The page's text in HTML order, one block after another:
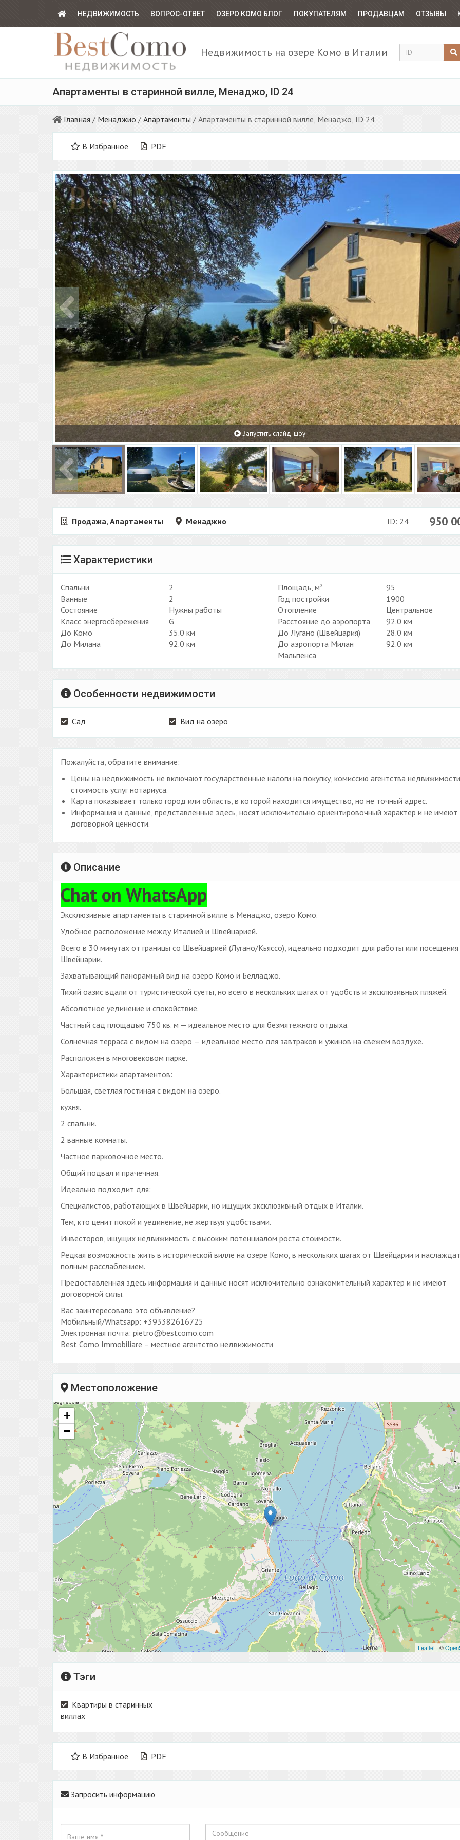
НЕДВИЖИМОСТЬ ВОПРОС-ОТВЕТ ОЗЕРО КОМО БЛОГ ПОКУПАТЕЛЯМ ПРОДАВЦАМ ОТЗЫВЫ
Недвижимость на озере Комо в Италии
Апартаменты в старинной вилле, Менаджо, ID 24
Главная / Менаджио / Апартаменты / Апартаменты в старинной вилле, Менаджо, ID 24
В Избранное PDF
Запустить слайд-шоу
Продажа, Апартаменты Менаджио 950
ID: 24
Характеристики
Спальни 2 Площадь, м²
95
Ванные
2 Год постройки
1900
Состояние
Нужны работы Отопление
Центральное
Класс энергосбережения
G Расстояние до аэропорта
92.0 км
До Комо
35.0 км До Лугано (Швейцария)
28.0 км
До Милана
92.0 км
До аэропорта Милан
Мальпенса
92.0 км
Особенности недвижимости
Сад Вид на озеро
Пожалуйста, обратите внимание:
Цены на недвижимость не включают государственные налоги на покупку, комиссию агентства
стоимость услуг нотариуса.
Карта показывает только город или область, в которой находится имущество, но не точный адрес.
Информация и данные, представленные здесь, носят исключительно ориентировочный характер и не имеют
договорной ценности.
Описание
Chat on WhatsApp
Эксклюзивные апартаменты в старинной вилле в Менаджо, озеро Комо.
Удобное расположение между Италией и Швейцарией.
Всего в 30 минутах от границы со Швейцарией (Лугано/Кьяссо), идеально подходит для работы или посещения
Швейцарии.
Захватывающий панорамный вид на озеро Комо и Белладжо.
Тихий оазис вдали от туристической суеты, но всего в нескольких шагах от удобств и эксклюзивных пляжей.
Абсолютное уединение и спокойствие.
Частный сад площадью 750 кв. м — идеальное место для безмятежного отдыха.
Солнечная терраса с видом на озеро — идеальное место для завтраков и ужинов на свежем воздухе.
Расположен в многовековом парке.
Характеристики апартаментов:
Большая, светлая гостиная с видом на озеро.
кухня.
2 спальни.
2 ванные комнаты.
Частное парковочное место.
Общий подвал и прачечная.
Идеально подходит для:
Специалистов, работающих в Швейцарии, но ищущих эксклюзивный отдых в Италии.
Тем, кто ценит покой и уединение, не жертвуя удобствами.
Инвесторов, ищущих недвижимость с высоким потенциалом роста стоимости.
Редкая возможность жить в исторической вилле на озере Комо, в нескольких шагах от Швейцарии и
полным расслаблением.
Предоставленная здесь информация и данные носят исключительно ознакомительный характер и не имеют
договорной силы.
Вас заинтересовало это объявление?
Мобильный/Whatsapp: +393382616725
Электронная почта: pietro@bestcomo.com
Best Como Immobiliare – местное агентство недвижимости
Местоположение
+
−
Leaflet| ©
Тэги
Квартиры в старинных
виллах
В Избранное PDF
Запросить информацию